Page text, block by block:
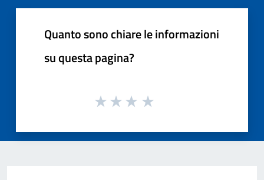
Quanto sono chiare le informazioni
su questa pagina?